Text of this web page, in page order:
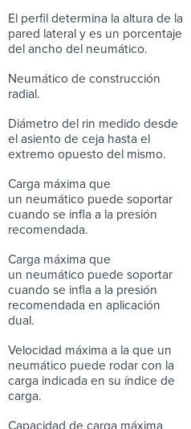
El perfil determina la altura de la
pared lateral y es un porcentaje
del ancho del neumático.
Neumático de construcción
radial.
Diámetro del rin medido desde
el asiento de ceja hasta el
extremo opuesto del mismo.
Carga máxima que
un neumático puede soportar
cuando se infla a la presión
recomendada.
Carga máxima que
un neumático puede soportar
cuando se infla a la presión
recomendada en aplicación
dual.
Velocidad máxima a la que un
neumático puede rodar con la
carga indicada en su índice de
carga.
Capacidad de carga máxima